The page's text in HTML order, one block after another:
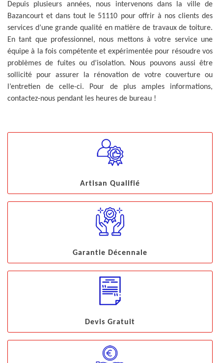
Depuis plusieurs années, nous intervenons dans la ville de
Bazancourt et dans tout le 51110 pour offrir à nos clients des
services d’une grande qualité en matière de travaux de toiture.
En tant que professionnel, nous mettons à votre service une
équipe à la fois compétente et expérimentée pour résoudre vos
problèmes de fuites ou d’isolation. Nous pouvons aussi être
sollicité pour assurer la rénovation de votre couverture ou
l’entretien de celle-ci. Pour de plus amples informations,
contactez-nous pendant les heures de bureau !
Artisan Qualifié
Garantie Décennale
Devis Gratuit